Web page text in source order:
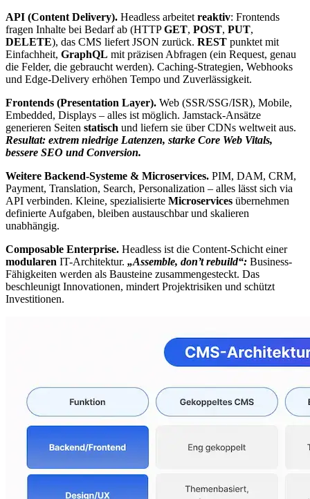
API (Content Delivery). Headless arbeitet reaktiv: Frontends
fragen Inhalte bei Bedarf ab (HTTPGET, POST, PUT,
DELETE), das CMS liefert JSON zurück. REST punktet mit
Einfachheit, GraphQL mit präzisen Abfragen (ein Request, genau
die Felder, die gebraucht werden). Caching-Strategien, Webhooks
und Edge-Delivery erhöhen Tempo und Zuverlässigkeit.
Frontends (Presentation Layer). Web (SSR/SSG/ISR), Mobile,
Embedded, Displays – alles ist möglich. Jamstack-Ansätze
generieren Seiten statisch und liefern sie über CDNs weltweit aus.
Resultat: extrem niedrige Latenzen, starke Core Web Vitals,
bessere SEO und Conversion.
Weitere Backend-Systeme & Microservices. PIM, DAM, CRM,
Payment, Translation, Search, Personalization – alles lässt sich via
API verbinden. Kleine, spezialisierte Microservices übernehmen
definierte Aufgaben, bleiben austauschbar und skalieren
unabhängig.
Composable Enterprise. Headless ist die Content-Schicht einer
modularen IT-Architektur. „Assemble, don’t rebuild“: Business-
Fähigkeiten werden als Bausteine zusammengesteckt. Das
beschleunigt Innovationen, mindert Projektrisiken und schützt
Investitionen.